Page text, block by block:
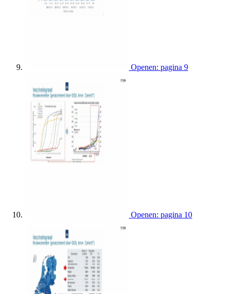
Openen: pagina 9
Openen: pagina 10